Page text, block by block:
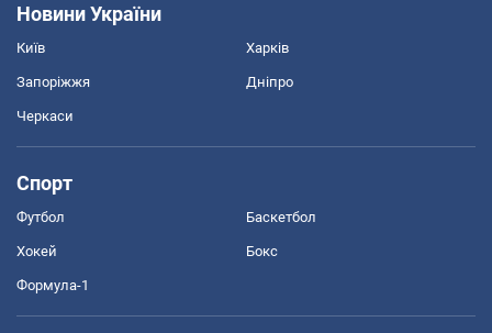
Новини України
Київ Харків
Запоріжжя Дніпро
Черкаси
Спорт
Футбол Баскетбол
Хокей Бокс
Формула-1